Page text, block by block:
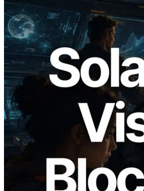
2026.05.24
Validators Solutions 发布
Analyzer — 以 slot 为单位
成时间与对应验证者